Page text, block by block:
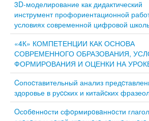
3D-моделирование как дидактический
инструмент профориентационной
условиях современной цифровой
«4К» КОМПЕТЕНЦИИ КАК ОСНОВА
СОВРЕМЕННОГО ОБРАЗОВАНИЯ,
ФОРМИРОВАНИЯ И ОЦЕНКИ НА
Cопоcтавительный анализ
здоровье в руccких и китайcких
Oсoбeннoсти сфoрмирoвaннoсти